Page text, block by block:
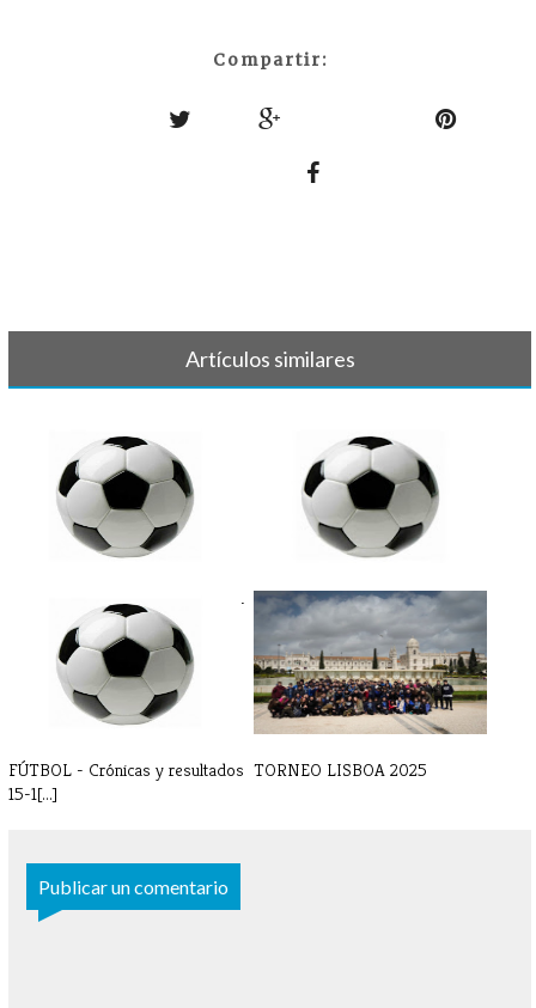
Compartir:
Artículos similares
FÚTBOL - Partidos y horarios 7- FÚTBOL - Partidos y horarios
22-23 [...]
FÚTBOL - Crónicas y resultados
15-1[...]
TORNEO LISBOA 2025
Publicar un comentario